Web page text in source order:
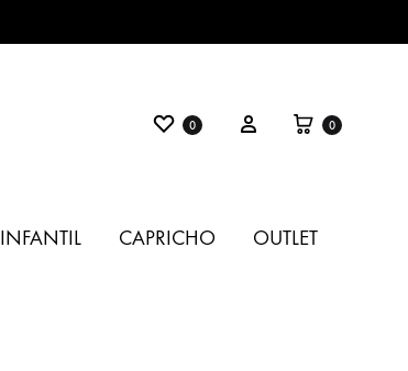
Favoritos
0 Entrar Carrito
0
INFANTIL CAPRICHO OUTLET